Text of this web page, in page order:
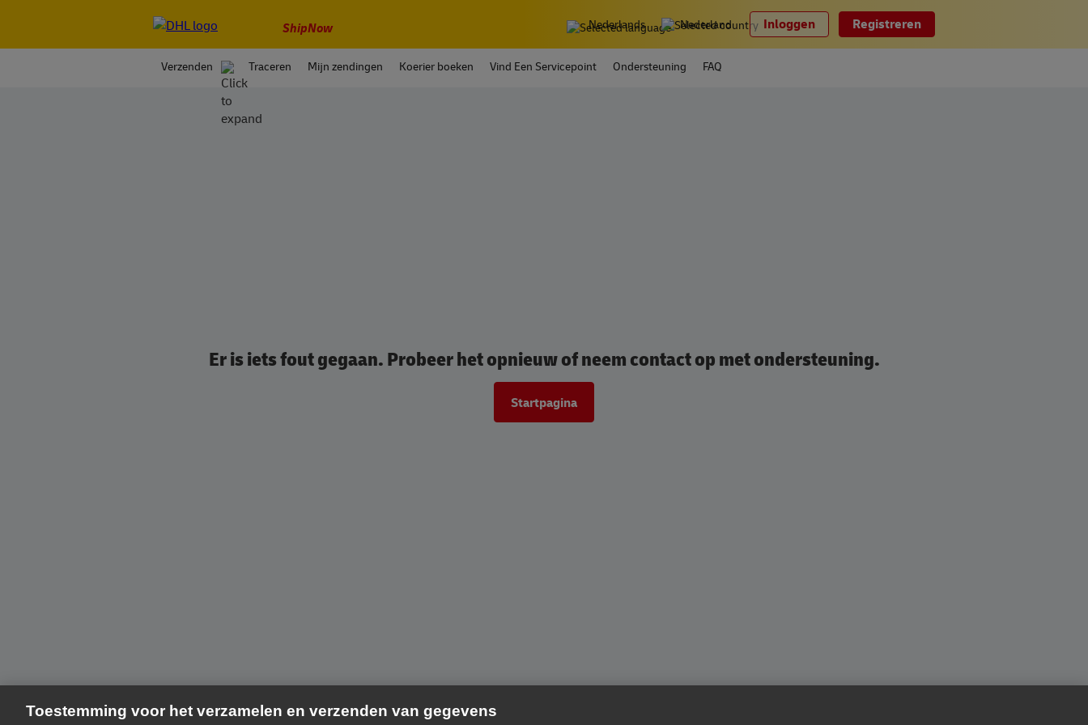
ShipNow Nederlands Nederland Inloggen Registreren
Verzenden Traceren Mijn zendingen Koerier boeken Vind Een Servicepoint Ondersteuning FAQ
Er is iets fout gegaan. Probeer het opnieuw of neem contact op met ondersteuning.
Startpagina
Door op 'Accepteer alles' (Alle accepteren) te klikken gaat u ermee akkoord dat deze website de door u gekozen